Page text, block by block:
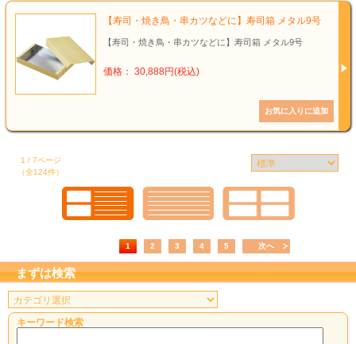
【寿司・焼き鳥・串カツなどに】寿司箱 メタル9号
【寿司・焼き鳥・串カツなどに】寿司箱 メタル9号
価格： 30,888円(税込)
1 / 7ページ
（全124件）
1 2 3 4 5 次へ
まずは検索
キーワード検索